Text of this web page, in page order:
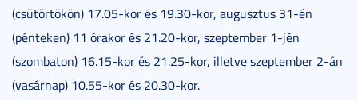
(csütörtökön) 17.05-kor és 19.30-kor, augusztus 31-én
(pénteken) 11 órakor és 21.20-kor, szeptember 1-jén
(szombaton) 16.15-kor és 21.25-kor, illetve szeptember 2-án
(vasárnap) 10.55-kor és 20.30-kor.